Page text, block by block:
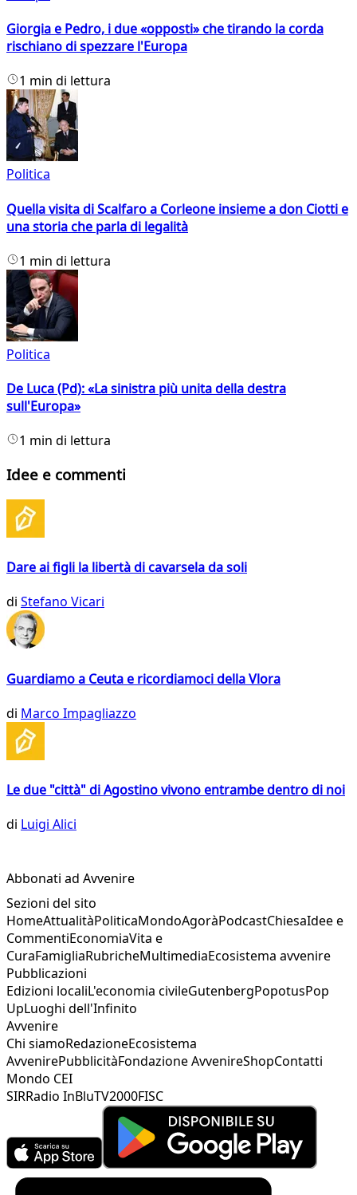
Giorgia e Pedro, i due «opposti» che tirando la corda
rischiano di spezzare l'Europa
1 min di lettura
Politica
Quella visita di Scalfaro a Corleone insieme a don Ciotti e
una storia che parla di legalità
1 min di lettura
Politica
De Luca (Pd): «La sinistra più unita della destra
sull'Europa»
1 min di lettura
Idee e commenti
Dare ai figli la libertà di cavarsela da soli
di Stefano Vicari
Guardiamo a Ceuta e ricordiamoci della Vlora
di Marco Impagliazzo
Le due "città" di Agostino vivono entrambe dentro di noi
di Luigi Alici
Abbonati ad Avvenire
Sezioni del sito
HomeAttualitàPoliticaMondoAgoràPodcastChiesaIdee e
CommentiEconomiaVita e
CuraFamigliaRubricheMultimediaEcosistema avvenire
Pubblicazioni
Edizioni localiL'economia civileGutenbergPopotusPop
UpLuoghi dell'Infinito
Avvenire
Chi siamoRedazioneEcosistema
AvvenirePubblicitàFondazione AvvenireShopContatti
Mondo CEI
SIRRadio InBluTV2000FISC